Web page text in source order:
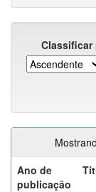
Classificar
Ano de
publicação